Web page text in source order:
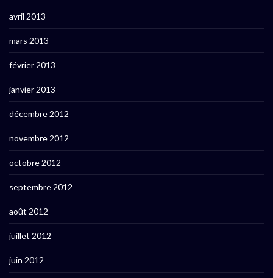
avril 2013
mars 2013
février 2013
janvier 2013
décembre 2012
novembre 2012
octobre 2012
septembre 2012
août 2012
juillet 2012
juin 2012